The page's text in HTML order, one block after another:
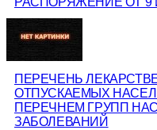
ПЕРЕЧЕНЬ
ОТПУСКАЕМЫХ
ПЕРЕЧНЕМ ГРУПП
ЗАБОЛЕВАНИЙ